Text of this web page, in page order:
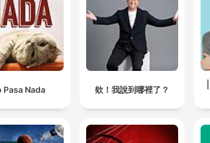
Pasa Nada 欸！我說到哪裡了？